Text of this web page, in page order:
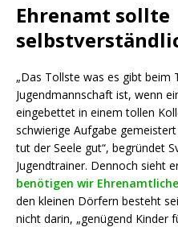
Ehrenamt sollte
„Das Tollste was es gibt beim
Jugendmannschaft ist, wenn
eingebettet in einem tollen
schwierige Aufgabe
tut der Seele gut“, begründet
Jugendtrainer. Dennoch sieht
benötigen wir Ehrenamtliche
den kleinen Dörfern besteht
nicht darin, „genügend Kinder